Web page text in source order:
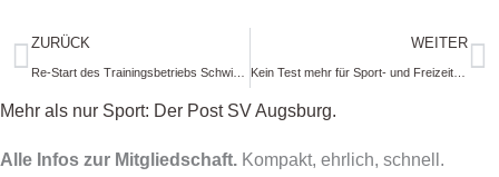
Zurück
ZURÜCK WEITER
Kein Test mehr für Sport- und Freizeitangebote bei Dreifachgeimpften
Mehr als nur Sport: Der Post SV Augsburg.
Alle Infos zur Mitgliedschaft. Kompakt, ehrlich, schnell.